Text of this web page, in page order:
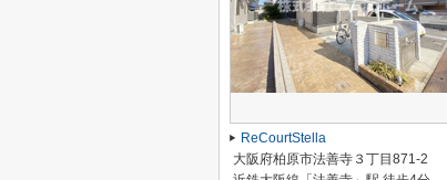
ReCourtStella
大阪府柏原市法善寺３丁目871-2